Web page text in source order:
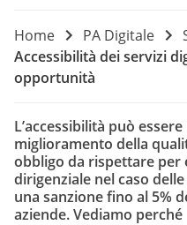
Home PA Digitale
Accessibilità dei servizi
opportunità
L’accessibilità può
miglioramento della
obbligo da rispettare per
dirigenziale nel caso
una sanzione fino al 5%
aziende. Vediamo perché